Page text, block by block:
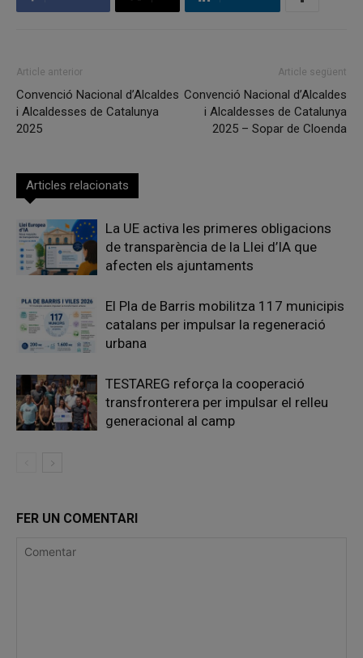
Article anterior
Convenció Nacional d’Alcaldes
i Alcaldesses de Catalunya
2025
Article següent
Convenció Nacional d’Alcaldes
i Alcaldesses de Catalunya
2025 – Sopar de Cloenda
Articles relacionats
La UE activa les primeres obligacions
de transparència de la Llei d’IA que
afecten els ajuntaments
El Pla de Barris mobilitza 117 municipis
catalans per impulsar la regeneració
urbana
TESTAREG reforça la cooperació
transfronterera per impulsar el relleu
generacional al camp
FER UN COMENTARI